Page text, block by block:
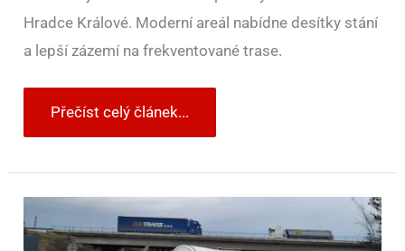
Hradce Králové. Moderní areál nabídne desítky stání
a lepší zázemí na frekventované trase.
Přečíst celý článek...
D11
u